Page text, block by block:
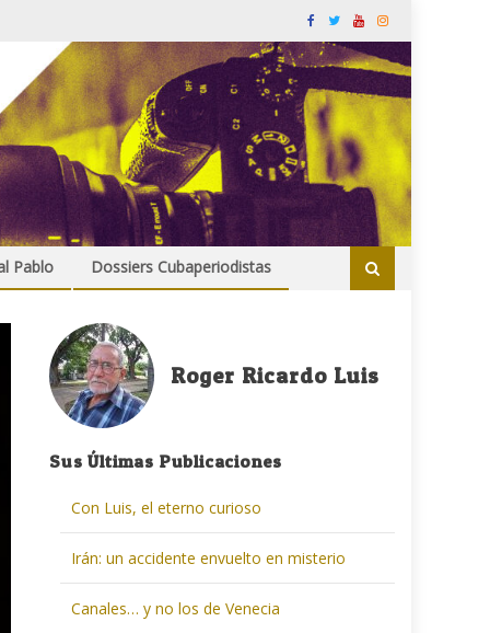
Pablo Dossiers Cubaperiodistas
Roger Ricardo Luis
Sus Últimas Publicaciones
Con Luis, el eterno curioso
Irán: un accidente envuelto en misterio
Canales… y no los de Venecia